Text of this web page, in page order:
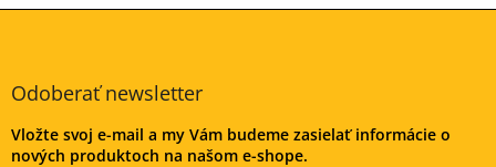
Z
Odoberať newsletter
Vložte svoj e-mail a my Vám budeme zasielať informácie o
nových produktoch na našom e-shope.